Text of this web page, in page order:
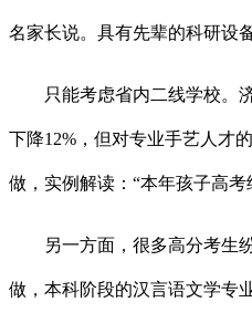
名家长说。具有先辈的科研设
只能考虑省内二线学校。济
下降12%，但对专业手艺人才
做，实例解读：“本年孩子高考
另一方面，很多高分考生纷
做，本科阶段的汉言语文学专